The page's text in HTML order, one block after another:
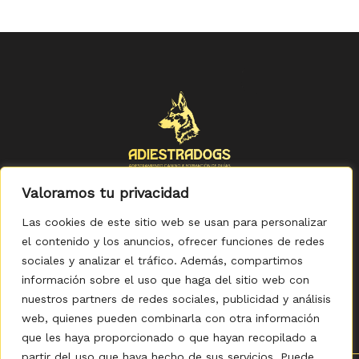
Valoramos tu privacidad
Las cookies de este sitio web se usan para personalizar
el contenido y los anuncios, ofrecer funciones de redes
sociales y analizar el tráfico. Además, compartimos
información sobre el uso que haga del sitio web con
nuestros partners de redes sociales, publicidad y análisis
web, quienes pueden combinarla con otra información
que les haya proporcionado o que hayan recopilado a
Política de Privacidad -Política de Cookies-Aviso legal
Accesibilidad- Condiciones Generales de Compra